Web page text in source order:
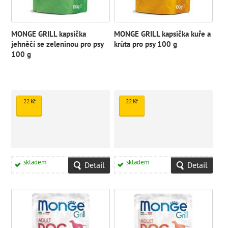
MONGE GRILL kapsička
jehněčí se zeleninou pro psy
100 g
22 Kč
skladem Detail
MONGE GRILL kapsička kuře a
krůta pro psy 100 g
22 Kč
skladem Detail